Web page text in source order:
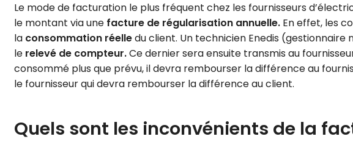
Le mode de facturation le plus fréquent chez les fournisseurs
le montant via une facture de régularisation annuelle. En effet, les
la consommation réelledu client. Un technicien Enedis
le relevé de compteur.Ce dernier sera ensuite transmis au
consommé plus que prévu, il devra rembourser la différence au
le fournisseur qui devra rembourser la différence au client.
Quels sont les inconvénients de la